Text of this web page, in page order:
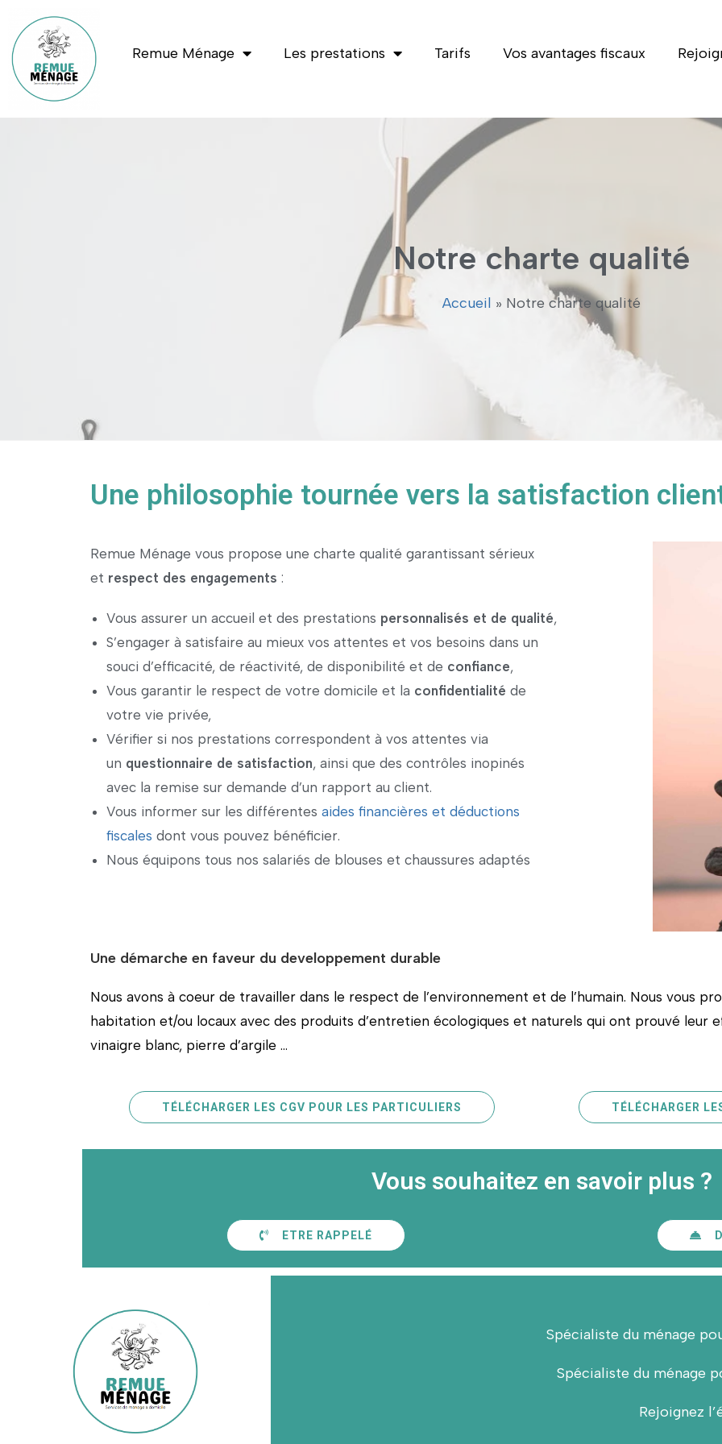
Remue Ménage Les prestations Tarifs Vos avantages fiscaux
Notre charte qualité
Accueil » Notre charte qualité
Une philosophie tournée vers la satisfaction
Remue Ménage vous propose une charte qualité garantissant sérieux
et respect des engagements :
Vous assurer un accueil et des prestations personnalisés et de qualité,
S’engager à satisfaire au mieux vos attentes et vos besoins dans un
souci d’efficacité, de réactivité, de disponibilité et de confiance,
Vous garantir le respect de votre domicile et la confidentialité de
votre vie privée,
Vérifier si nos prestations correspondent à vos attentes via
un questionnaire de satisfaction, ainsi que des contrôles inopinés
avec la remise sur demande d’un rapport au client.
Vous informer sur les différentes aides financières et déductions
fiscales dont vous pouvez bénéficier.
Nous équipons tous nos salariés de blouses et chaussures adaptés
Une démarche en faveur du developpement durable
Nous avons à coeur de travailler dans le respect de l’environnement et de l’humain. Nous vous
habitation et/ou locaux avec des produits d’entretien écologiques et naturels qui ont prouvé leur
vinaigre blanc, pierre d’argile …
TÉLÉCHARGER LES CGV POUR LES PARTICULIERS TÉLÉCHARGER
Vous souhaitez en savoir plus ?
ETRE RAPPELÉ
Spécialiste du ménage
Spécialiste du ménage
Rejoignez